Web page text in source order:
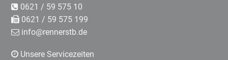
0621 / 59 575 10
0621 / 59 575 199
info@rennerstb.de
Unsere Servicezeiten